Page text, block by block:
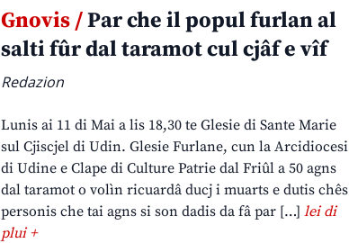
Gnovis /Par che il popul furlan al
salti fûr dal taramot cul cjâf e vîf
Redazion
Lunis ai 11 di Mai a lis 18,30 te Glesie di Sante Marie
sul Cjiscjel di Udin. Glesie Furlane, cun la Arcidiocesi
di Udine e Clape di Culture Patrie dal Friûl a 50 agns
dal taramot o volìn ricuardâ ducj i muarts e dutis chês
personis che tai agns si son dadis da fâ par […] lei di
plui +